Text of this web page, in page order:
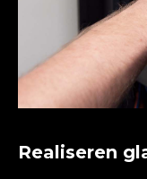
Realiseren